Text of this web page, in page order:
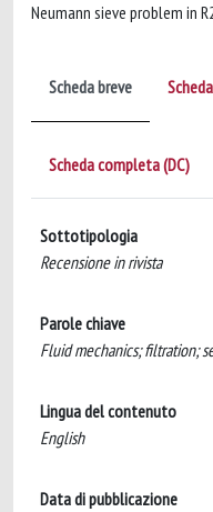
Neumann sieve problem in
Scheda breve
Scheda completa (DC)
Sottotipologia
Recensione in rivista
Parole chiave
Fluid mechanics; filtration;
Lingua del contenuto
English
Data di pubblicazione